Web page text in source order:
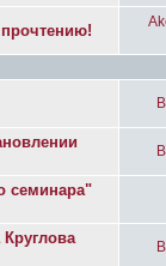
семинара"